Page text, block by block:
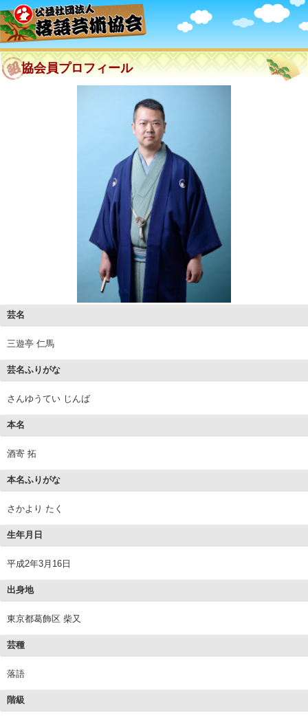
協会員プロフィール
芸名
三遊亭 仁馬
芸名ふりがな
さんゆうてい じんば
本名
酒寄 拓
本名ふりがな
さかより たく
生年月日
平成2年3月16日
出身地
東京都葛飾区 柴又
芸種
落語
階級